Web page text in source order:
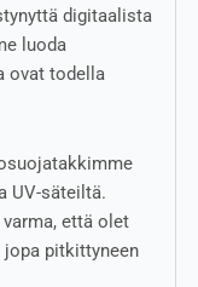
digitaalista
luoda
ovat todella
UV-säteiltä.
että olet
pitkittyneen